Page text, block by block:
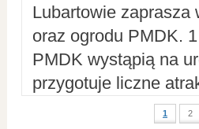
Lubartowie zaprasza
oraz ogrodu PMDK.
PMDK wystąpią na
przygotuje liczne
1 2